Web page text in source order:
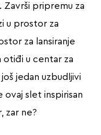
pripremu za
u prostor za
za lansiranje
otiđi u centar za
jedan uzbudljivi
ovaj slet inspirisan
zar ne?